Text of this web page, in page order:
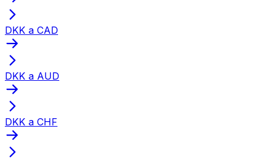
DKK a CAD
DKK a AUD
DKK a CHF